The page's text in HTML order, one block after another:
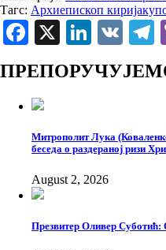
Тагс: Архиепископ
Facebook
X VK
Митрополит Лука
беседа о раздераној ризи
August 2, 2026
Презвитер Оливер